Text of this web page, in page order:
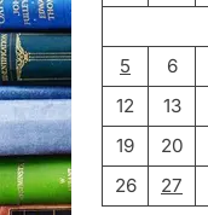
5
6
12
13
19
20
26
27